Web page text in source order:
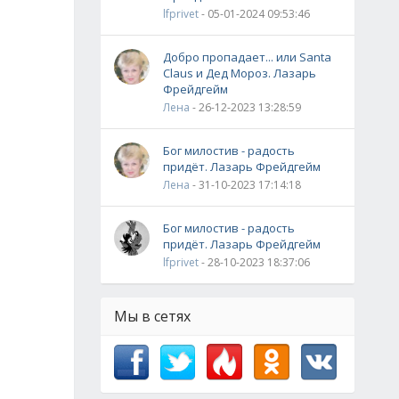
lfprivet- 05-01-2024 09:53:46
Добро пропадает... или Santa
Claus и Дед Мороз. Лазарь
Фрейдгейм
Лена - 26-12-2023 13:28:59
Бог милостив - радость
придёт. Лазарь Фрейдгейм
Лена - 31-10-2023 17:14:18
Бог милостив - радость
придёт. Лазарь Фрейдгейм
lfprivet- 28-10-2023 18:37:06
Мы в сетях